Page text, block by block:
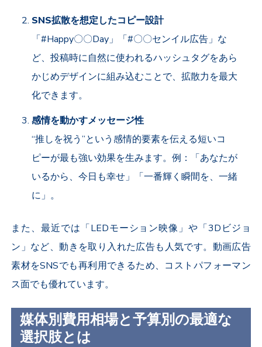
SNS拡散を想定したコピー設計
「#Happy〇〇Day」「#〇〇センイル広告」な
ど、投稿時に自然に使われるハッシュタグをあら
かじめデザインに組み込むことで、拡散力を最大
化できます。
感情を動かすメッセージ性
“推しを祝う”という感情的要素を伝える短いコ
ピーが最も強い効果を生みます。例：「あなたが
いるから、今日も幸せ」「一番輝く瞬間を、一緒
に」。
また、最近では「LEDモーション映像」や「3D ビジョ
ン」など、動きを取り入れた広告も人気です。動画広告
素材をSNSでも再利用できるため、コストパフォーマン
ス面でも優れています。
媒体別費用相場と予算別の最適な
選択肢とは